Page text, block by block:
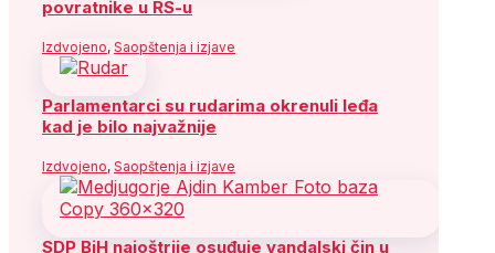
povratnike u RS-u
Izdvojeno, Saopštenja i izjave
Parlamentarci su rudarima okrenuli leđa
kad je bilo najvažnije
Izdvojeno, Saopštenja i izjave
SDP BiH najoštrije osuđuje vandalski čin u